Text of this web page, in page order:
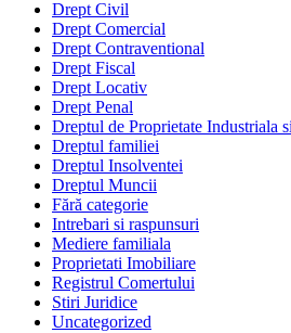
Drept Civil
Drept Comercial
Drept Contraventional
Drept Fiscal
Drept Locativ
Drept Penal
Dreptul de Proprietate Industriala
Dreptul familiei
Dreptul Insolventei
Dreptul Muncii
Fără categorie
Intrebari si raspunsuri
Mediere familiala
Proprietati Imobiliare
Registrul Comertului
Stiri Juridice
Uncategorized